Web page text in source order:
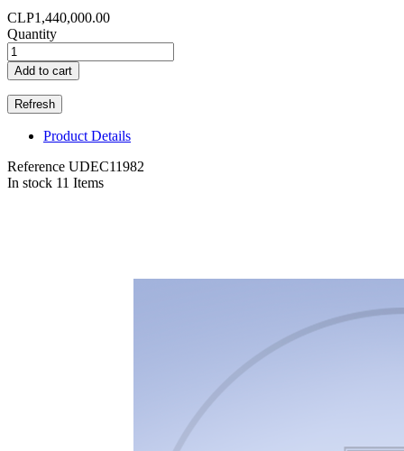
CLP1,440,000.00
Quantity
Add to cart
Product Details
Reference UDEC11982
In stock 11 Items